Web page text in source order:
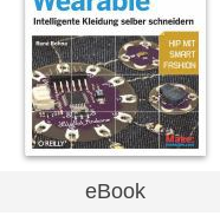
eBook